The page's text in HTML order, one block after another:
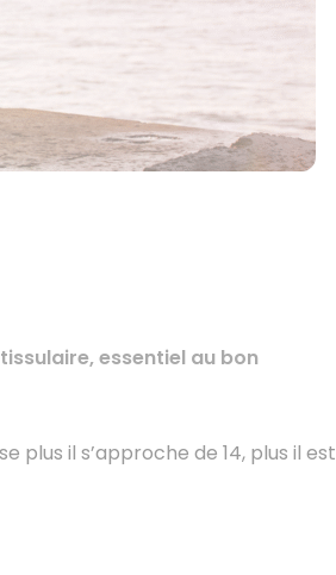
essentiel au bon
plus il s’approche de 14, plus il est